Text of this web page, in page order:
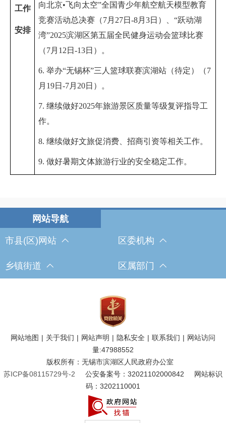
工作
安排
向北京•飞向太空”全国青少年航空航天模型教育
竞赛活动总决赛（7月 27日-8月3日 ）、“跃动湖
湾”2025滨湖区第五届全民健身运动会篮球比赛
（7月 12 日-13日 ）。
6. 举办“无锡杯”三人篮球联赛滨湖站（待定）（7
月 19日-7月20日 ）。
7. 继续做好2025年旅游景区质量等级复评指导工
作。
8. 继续做好文旅促消费、招商引资等相关工作。
9. 做好暑期文体旅游行业的安全稳定工作。
市县(区)网站 区委机构
乡镇街道 区属部门
网站地图 | 关于我们 | 网站声明 | 隐私安全 | 联系我们 | 网站访问
量:47988552
版权所有：无锡市滨湖区人民政府办公室
苏ICP备08115729号-2
公安备案号：32021102000842
网站标识
码：3202110001